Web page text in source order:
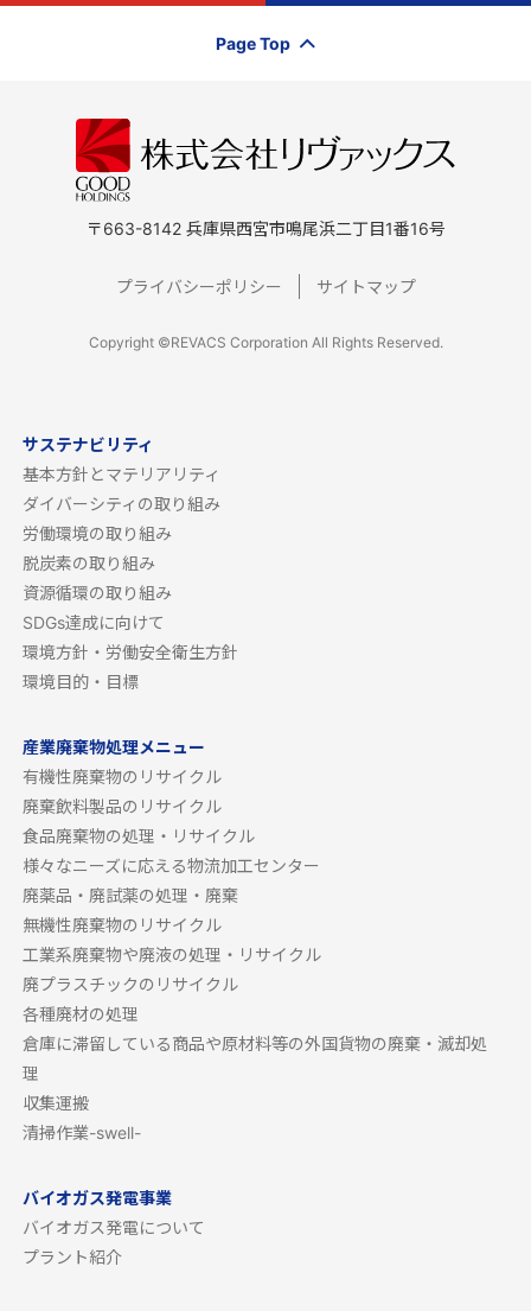
Page Top
〒663-8142 兵庫県西宮市鳴尾浜二丁目1番16号
プライバシーポリシー サイトマップ
Copyright ©REVACS Corporation All Rights Reserved.
サステナビリティ
基本方針とマテリアリティ
ダイバーシティの取り組み
労働環境の取り組み
脱炭素の取り組み
資源循環の取り組み
SDGs達成に向けて
環境方針・労働安全衛生方針
環境目的・目標
産業廃棄物処理メニュー
有機性廃棄物のリサイクル
廃棄飲料製品のリサイクル
食品廃棄物の処理・リサイクル
様々なニーズに応える物流加工センター
廃薬品・廃試薬の処理・廃棄
無機性廃棄物のリサイクル
工業系廃棄物や廃液の処理・リサイクル
廃プラスチックのリサイクル
各種廃材の処理
倉庫に滞留している商品や原材料等の外国貨物の廃棄・滅却処
理
収集運搬
清掃作業-swell-
バイオガス発電事業
バイオガス発電について
プラント紹介